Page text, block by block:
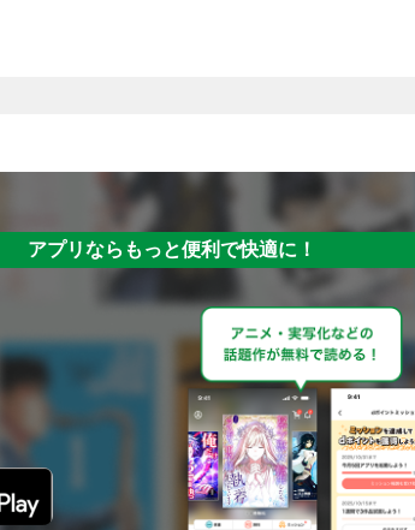
アプリならもっと便利で快適に！